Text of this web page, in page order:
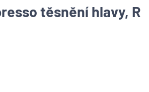
těsnění hlavy, R